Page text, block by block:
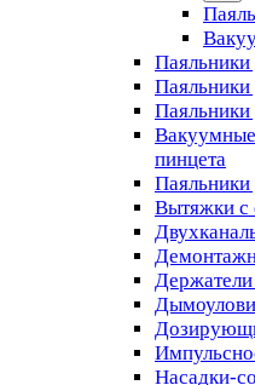
Паяльники
Паяльники
Паяльники
пинцета
Паяльники
Вытяжки с
Насадки-